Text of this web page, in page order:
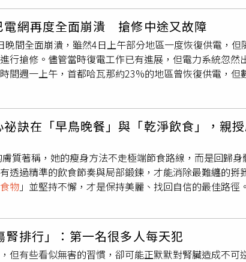
素已低於每分升6克，已經是嚴重貧血及凝血功能異常，
，經過醫療團隊30多天的治療，男子才終於順利脫離險
水傳播，若食用未經高溫處理的生食，感染風險相對較
腹痛等症狀，容易被誤認為一般腸胃炎，但少數嚴重病
命。泰國疾病管制部門表示，當地感染痢疾阿米巴原蟲
疾阿米巴與俗稱「食腦變形蟲」的福氏內格里原蟲（
淡水環境，透過接觸鼻腔而感染並侵入腦部，引發原發
電網再度全面崩潰 搶修中途又故障
間全面崩潰，雖然4日上午部分地區一度恢復供電，但
行搶修。儘管當時復電工作已有進展，但電力系統忽然
間週一上午，首都哈瓦那約23%的地區曾恢復供電，但
電前哈瓦那就因變壓器損壞、線路故障及發電能力不足
電通報尚未排除。古巴政府通常會在全國停電後，先建
，再逐步恢復大型發電機組運作。此次已是古巴今年最
潰，其中一次造成約1000萬人同時停電。目前古巴多
自來水、通訊及醫療服務，民眾也面臨
機歸咎於美國長期制裁，指出華府限制石油供應及取得
在1月3日推翻委內瑞拉總統馬杜洛（Nicolás Maduro）
外，來自墨西哥的石油進口也因美方施壓而停止。不過
管理失當，同樣是造成此次電力危機的重要因素。
訣在「早鳥晚餐」與「乾淨飲食」，親
質著稱，她的瘦身方法不走極端節食路線，而是回歸身
透過精準的飲食節奏與局部鍛鍊，才能消除最難纏的掰
食物 」並堅持不懈，才是保持美麗、找回自信的最佳路徑
認為進食的時間點與內容同樣重要。當她感覺體脂增加
點，以魚類搭配全麥麵包補充優質蛋白與低 GI 澱
胃。最關鍵的是晚餐必須在「傍晚 6 點前」吃完，她通
要站立或走動 5 分鐘來幫助消化。（圖／取自
特兒最在意的死角（如副乳、掰掰肉與側腰），Seung-
排行」：第一名很多人每天犯
但有些看似無害的習慣，卻可能正默默對腎臟造成不可